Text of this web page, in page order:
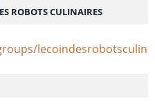
ROBOTS CULINAIRES